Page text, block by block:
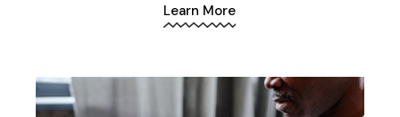
Learn More